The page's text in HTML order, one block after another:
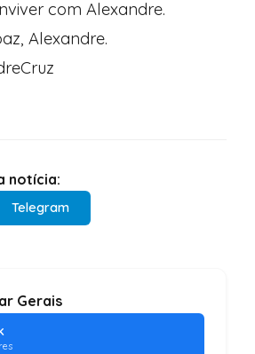
com Alexandre.
Alexandre.
notícia:
Telegram
Gerais